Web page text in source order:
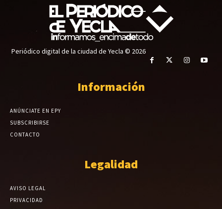
Periódico digital de la ciudad de Yecla © 2026
Información
ANÚNCIATE EN EPY
SUBSCRIBIRSE
CONTACTO
Legalidad
AVISO LEGAL
PRIVACIDAD